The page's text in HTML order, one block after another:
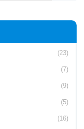
(23)
(7)
(9)
(5)
(16)